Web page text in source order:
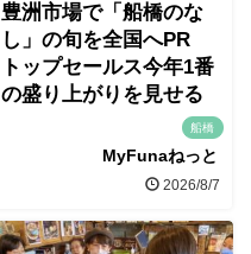
豊洲市場で「船橋のな
し」の旬を全国へPR
トップセールス今年1番
の盛り上がりを見せる
船橋
MyFunaねっと
2026/8/7